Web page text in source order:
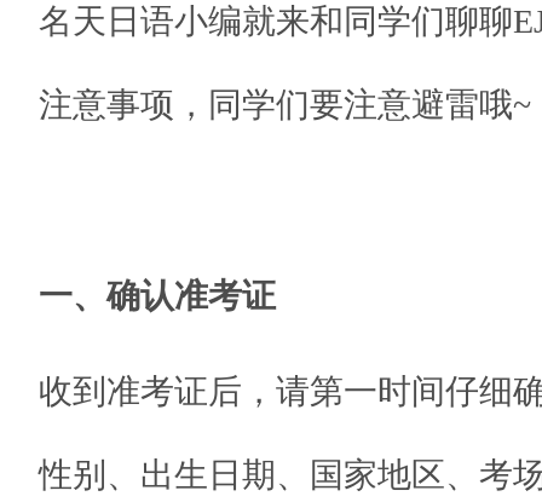
名天日语小编就来和同学们聊聊
注意事项，同学们要注意避雷哦~
一、确认准考证
收到准考证后，请第一时间仔细
性别、出生日期、国家地区、考